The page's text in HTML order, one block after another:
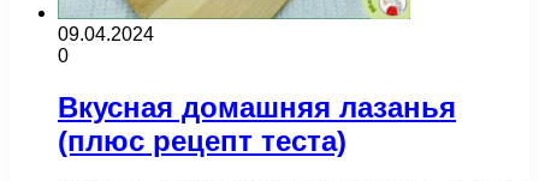
09.04.2024
0
Вкусная домашняя лазанья
(плюс рецепт теста)